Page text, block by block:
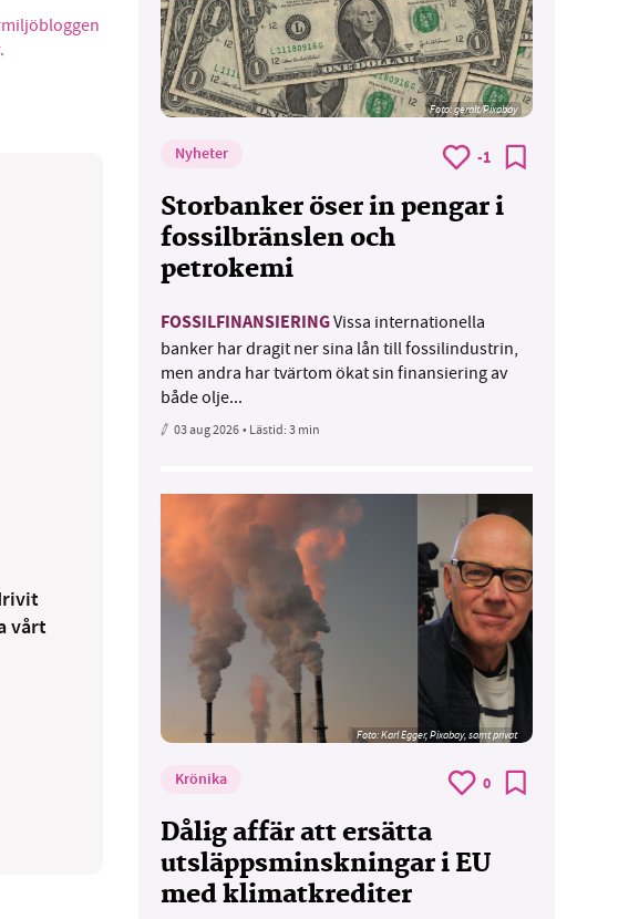
vårt
Foto:geralt/Pixabay
Nyheter -1
Storbanker öser in pengar i
fossilbränslen och
petrokemi
FOSSILFINANSIERINGVissa internationella
banker har dragit ner sina lån till fossilindustrin,
men andra har tvärtom ökat sin finansiering av
både olje...
03 aug 2026• Lästid:3 min
Foto:Karl Egger, Pixabay, samt privat
Krönika 0
Dålig affär att ersätta
utsläppsminskningar i EU
med klimatkrediter